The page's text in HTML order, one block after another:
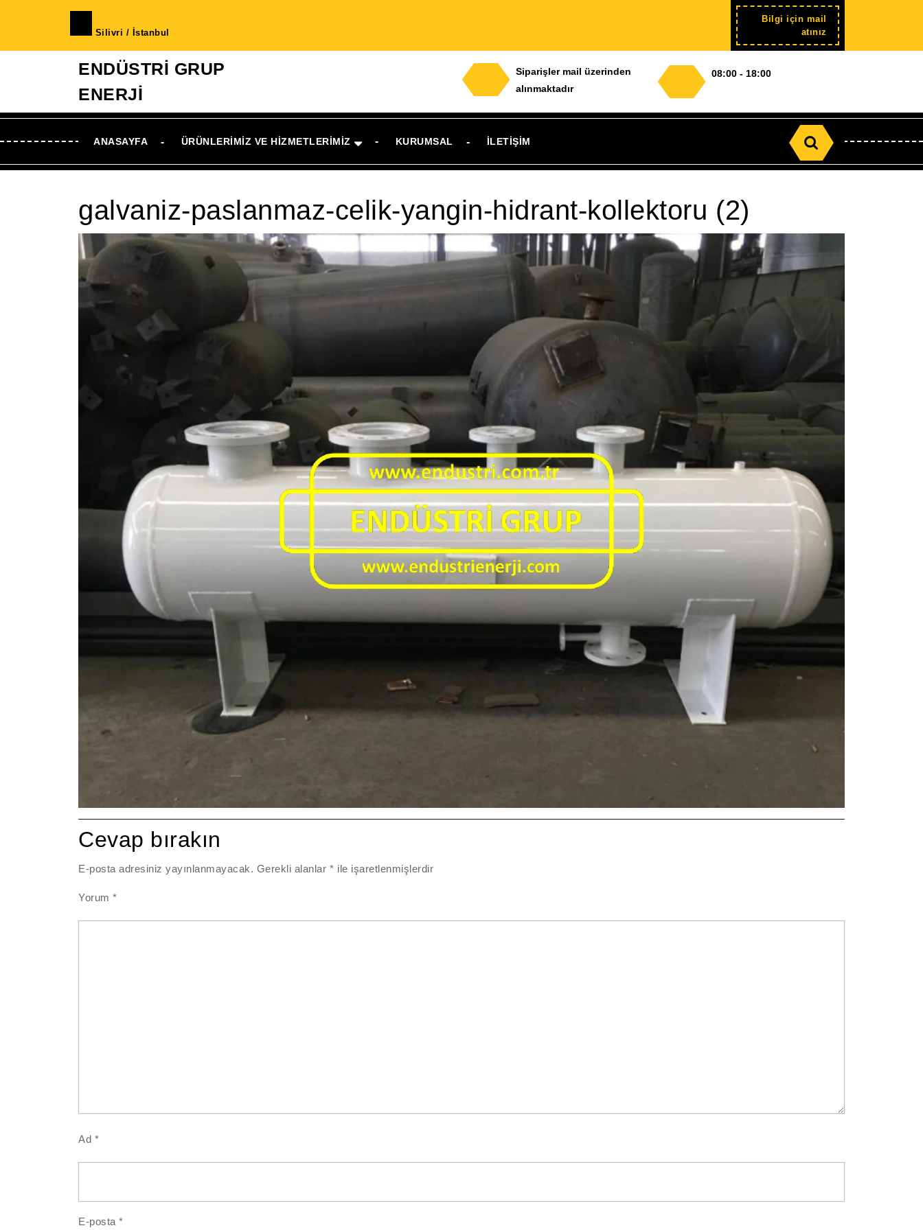
Silivri / İstanbul
Bilgi için mail
atınız Şimdi
kayıt
ENDÜSTRİ GRUP
ENERJİ
Siparişler mail üzerinden
alınmaktadır
08:00 - 18:00
ANASAYFA ÜRÜNLERIMIZ VE HIZMETLERIMIZ KURUMSAL İLETIŞIM
Search
for:
galvaniz-paslanmaz-celik-yangin-hidrant-kollektoru (2)
Cevap bırakın
E-posta adresiniz yayınlanmayacak. Gerekli alanlar* ile işaretlenmişlerdir
Yorum*
Ad *
E-posta*